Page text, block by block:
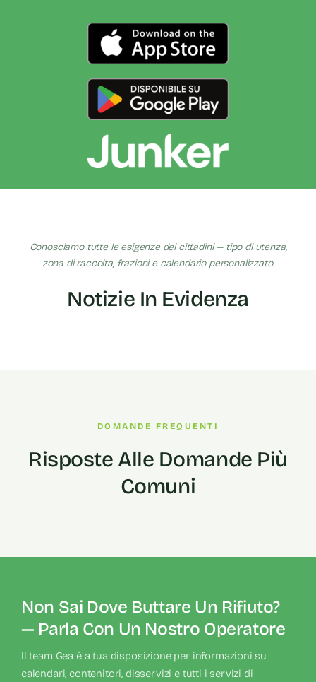
Conosciamo tutte le esigenze dei cittadini — tipo di utenza,
zona di raccolta, frazioni e calendario personalizzato.
Notizie In Evidenza
DOMANDE FREQUENTI
Risposte Alle Domande Più
Comuni
Non Sai Dove Buttare Un Rifiuto?
— Parla Con Un Nostro Operatore
Il team Gea è a tua disposizione per informazioni su
calendari, contenitori, disservizi e tutti i servizi di